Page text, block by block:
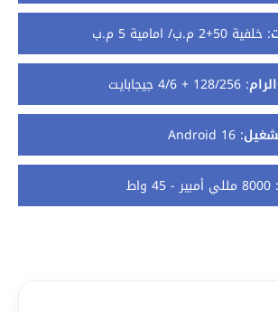
:خلفية 50+2 م.ب/ امامية 5 م.ب
:128/256 + 4/6 جيجابايت
:
Android 16
:8000 مللي أمبير - 45 واط